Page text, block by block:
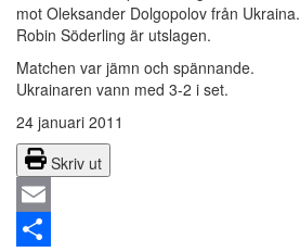
mot Oleksander Dolgopolov från Ukraina.
Robin Söderling är utslagen.
Matchen var jämn och spännande.
Ukrainaren vann med 3-2 i set.
24 januari 2011
Skriv ut
Email